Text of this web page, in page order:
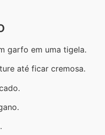
garfo em uma tigela.
até ficar cremosa.